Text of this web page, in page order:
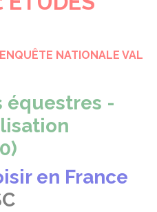
NATIONALE VAL
équestres -
en France